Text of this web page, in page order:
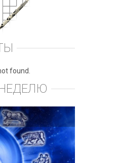
found.